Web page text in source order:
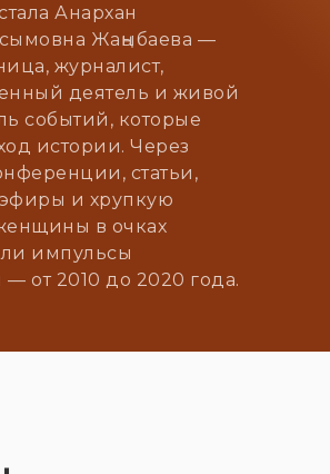
Анархан
Жаңыбаева —
журналист,
деятель и живой
событий, которые
истории. Через
статьи,
и хрупкую
в очках
импульсы
от 2010 до 2020 года.